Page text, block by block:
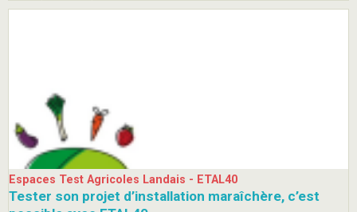
Espaces Test Agricoles Landais - ETAL40
Tester son projet d’installation maraîchère, c’est